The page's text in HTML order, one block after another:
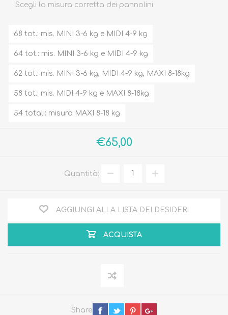
Scegli la misura corretta dei pannolini
68 tot.: mis. MINI 3-6 kg e MIDI 4-9 kg
64 tot.: mis. MINI 3-6 kg e MIDI 4-9 kg
62 tot.: mis. MINI 3-6 kg, MIDI 4-9 kg, MAXI 8-18kg
58 tot.: mis. MIDI 4-9 kg e MAXI 8-18kg
54 totali: misura MAXI 8-18 kg
€65,00
Quantità:
AGGIUNGI ALLA LISTA DEI DESIDERI
ACQUISTA
Share